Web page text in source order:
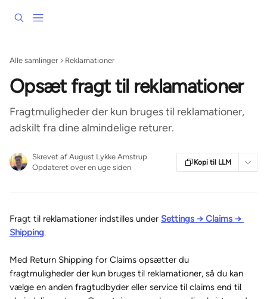
Alle samlinger Reklamationer
Opsæt fragt til reklamationer
Fragtmuligheder der kun bruges til reklamationer,
adskilt fra dine almindelige returer.
Skrevet af August Lykke Amstrup
Opdateret over en uge siden
Kopi til LLM
Fragt til reklamationer indstilles under Settings → Claims →
Shipping.
Med Return Shipping for Claims opsætter du
fragtmuligheder der kun bruges til reklamationer, så du kan
vælge en anden fragtudbyder eller service til claims end til